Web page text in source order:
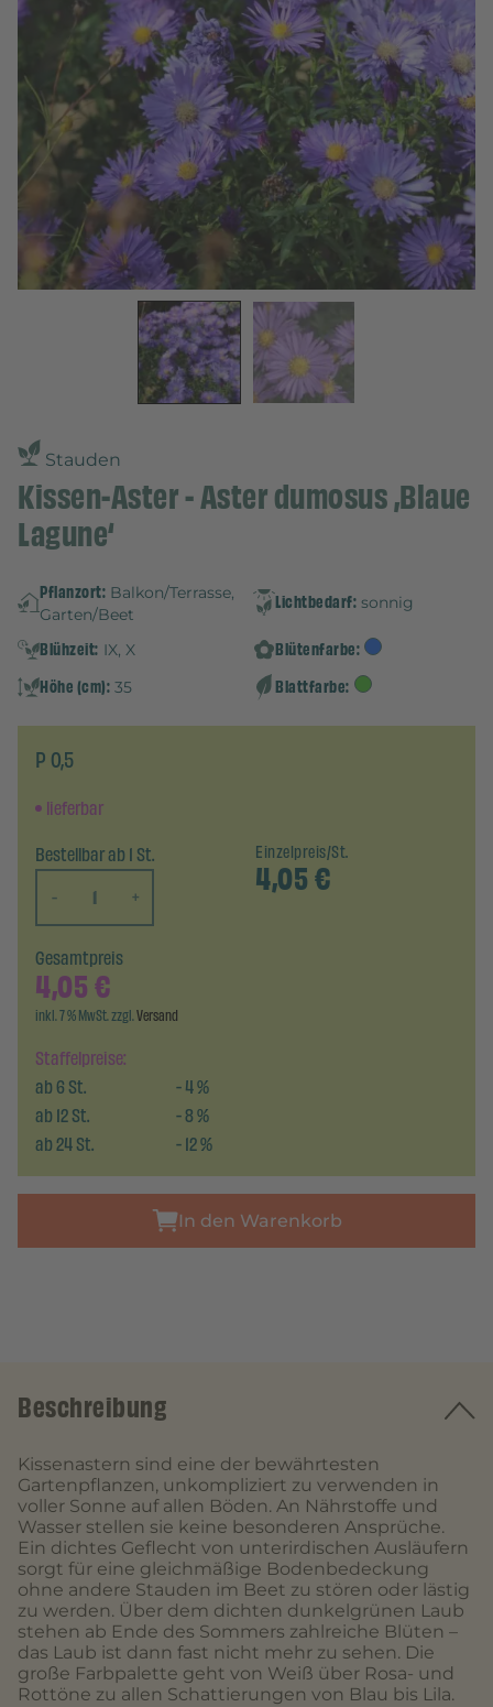
Stauden
Kissen-Aster - Aster dumosus ‚Blaue
Lagune‘
Pflanzort: Balkon/Terrasse,
Garten/Beet
Lichtbedarf: sonnig
Blühzeit: IX, X
Blütenfarbe:
Höhe (cm): 35 Blattfarbe:
P 0,5
lieferbar
Bestellbar ab 1 St.
-
+
Einzelpreis/St.
4,05€
Staffelpreise:
ab6St. -4%
ab12St. -8%
ab24St. -12%
Gesamtpreis
4,05€
inkl. 7 % MwSt. zzgl.Versand
In den Warenkorb
Beschreibung
Kissenastern sind eine der bewährtesten
Gartenpflanzen, unkompliziert zu verwenden in
voller Sonne auf allen Böden. An Nährstoffe und
Wasser stellen sie keine besonderen Ansprüche.
Ein dichtes Geflecht von unterirdischen Ausläufern
sorgt für eine gleichmäßige Bodenbedeckung
ohne andere Stauden im Beet zu stören oder lästig
zu werden. Über dem dichten dunkelgrünen Laub
stehen ab Ende des Sommers zahlreiche Blüten –
das Laub ist dann fast nicht mehr zu sehen. Die
große Farbpalette geht von Weiß über Rosa- und
Rottöne zu allen Schattierungen von Blau bis Lila.